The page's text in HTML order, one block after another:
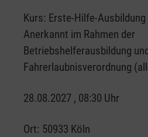
Kurs: Erste-Hilfe-Ausbildung
Anerkannt im Rahmen der
Betriebshelferausbildung
Fahrerlaubnisverordnung
28.08.2027 , 08:30 Uhr
Ort: 50933 Köln